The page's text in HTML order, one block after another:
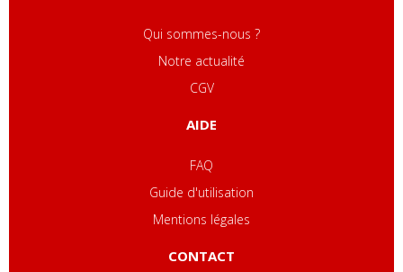
Qui sommes-nous ?
Notre actualité
CGV
AIDE
FAQ
Guide d'utilisation
Mentions légales
CONTACT